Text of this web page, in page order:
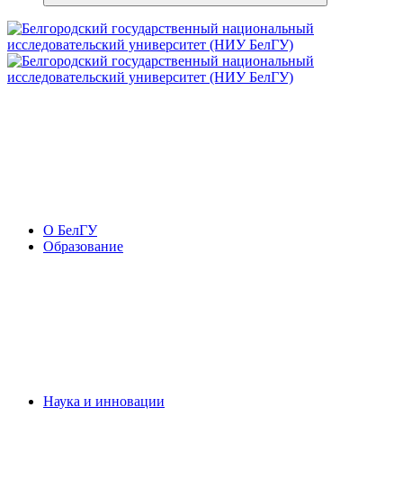
О БелГУ
Образование
Наука и инновации